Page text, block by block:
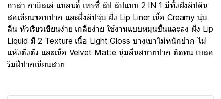
กาล่า กามิลเล่ แบลนดี้ เทรซี่ ลิป ลิปแบบ 2 IN 1 มีทั้งฝั่งลิปดิน
สอเขียนขอบปาก และฝั่งลิปจุ่ม ฝั่ง Lip Liner เนื้อ Creamy นุ่ม
ลื่น หัวเรียวเขียนง่าย เกลี่ยง่าย ใช้งานแบบหมุนขึ้นและลง ฝั่ง Lip
Liquid มี 2 Texture เนื้อ Light Gloss บางเบาไม่หนักปาก ไม่
แห้งตึงตึง และเนื้อ Velvet Matte นุ่มลื่นสบายปาก ติดทน เบลอ
ริมฝีปากเนียนสวย